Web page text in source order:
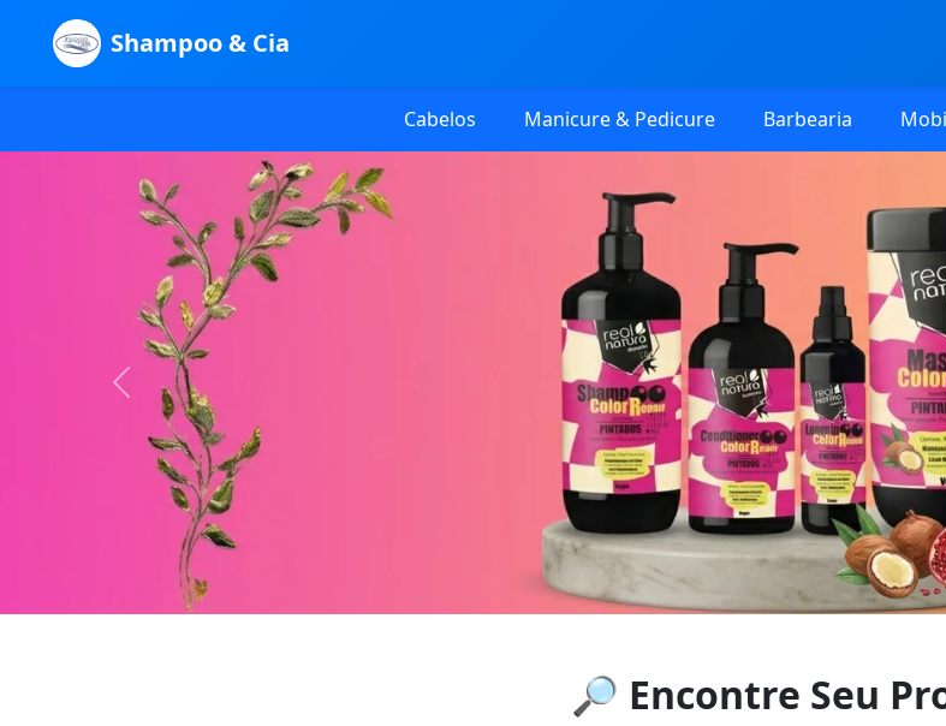
Shampoo & Cia
Cabelos Manicure & Pedicure Barbearia
Previous
🔎 Encontre Seu